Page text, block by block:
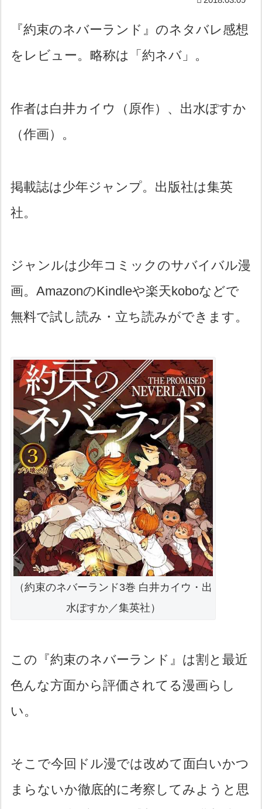
『約束のネバーランド』のネタバレ感想
をレビュー。略称は「約ネバ」。
作者は白井カイウ（原作）、出水ぽすか
（作画）。
掲載誌は少年ジャンプ。出版社は集英
社。
ジャンルは少年コミックのサバイバル漫
画。AmazonのKindleや楽天koboなどで
無料で試し読み・立ち読みができます。
（約束のネバーランド3巻 白井カイウ・出
水ぽすか／集英社）
この『約束のネバーランド』は割と最近
色んな方面から評価されてる漫画らし
い。
そこで今回ドル漫では改めて面白いかつ
まらないか徹底的に考察してみようと思